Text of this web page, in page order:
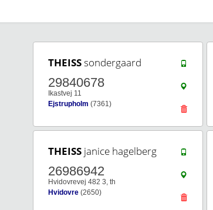
THEISSsondergaard
29840678
Ikastvej 11
Ejstrupholm (7361)
THEISS janice hagelberg
26986942
Hvidovrevej 482 3, th
Hvidovre (2650)